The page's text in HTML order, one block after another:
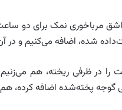
قاشق مرباخوری نمک برای
شده، اضافه می‌کنیم و در
در ظرفی ریخته، هم
گوجه پخته‌شده اضافه کرده،